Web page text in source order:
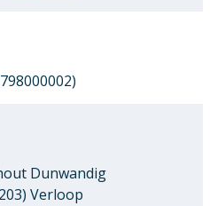
Dunwandig
Verloop